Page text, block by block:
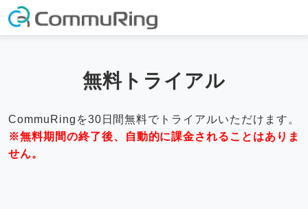
無料トライアル
CommuRingを30日間無料でトライアルいただけます。
※無料期間の終了後、自動的に課金されることはありま
せん。